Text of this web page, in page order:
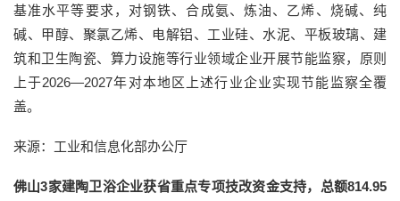
基准水平等要求，对钢铁、合成氨、炼油、乙烯、烧碱、纯
碱、甲醇、聚氯乙烯、电解铝、工业硅、水泥、平板玻璃、建
筑和卫生陶瓷、算力设施等行业领域企业开展节能监察，原则
上于2026—2027年对本地区上述行业企业实现节能监察全覆
盖。
来源：工业和信息化部办公厅
佛山3家建陶卫浴企业获省重点专项技改资金支持，总额814.95